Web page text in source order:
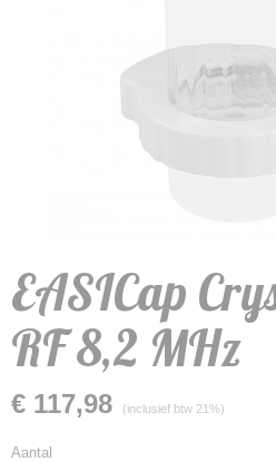
EASICap
RF 8,2 MHz
€ 117,98 (inclusief btw 21%)
Aantal